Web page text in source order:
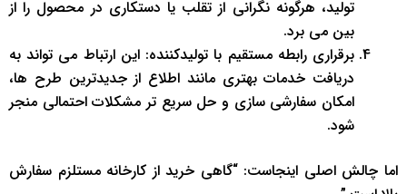
تولید، هرگونه نگرانی از تقلب یا دستکاری در محصول را از
بین می برد.
برقراری رابطه مستقیم با تولیدکننده: این ارتباط می تواند به
دریافت خدمات بهتری مانند اطلاع از جدیدترین طرح ها،
امکان سفارشی سازی و حل سریع تر مشکلات احتمالی منجر
شود.
اما چالش اصلی اینجاست: “گاهی خرید از کارخانه مستلزم سفارش